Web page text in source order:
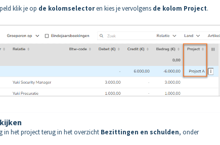
klik je op de kolomselectoren kies je vervolgens de kolom Project.
in het project terug in het overzicht Bezittingen en schulden, onder